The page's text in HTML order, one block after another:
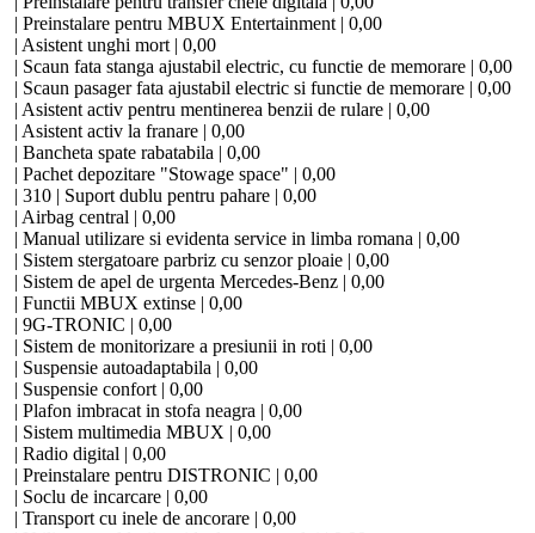
| Preinstalare pentru MBUX Entertainment | 0,00
| Asistent unghi mort | 0,00
| Scaun fata stanga ajustabil electric, cu functie de memorare | 0,00
| Scaun pasager fata ajustabil electric si functie de memorare | 0,00
| Asistent activ pentru mentinerea benzii de rulare | 0,00
| Asistent activ la franare | 0,00
| Bancheta spate rabatabila | 0,00
| Pachet depozitare "Stowage space" | 0,00
| 310 | Suport dublu pentru pahare | 0,00
| Airbag central | 0,00
| Manual utilizare si evidenta service in limba romana | 0,00
| Sistem stergatoare parbriz cu senzor ploaie | 0,00
| Sistem de apel de urgenta Mercedes-Benz | 0,00
| Functii MBUX extinse | 0,00
| 9G-TRONIC | 0,00
| Sistem de monitorizare a presiunii in roti | 0,00
| Suspensie autoadaptabila | 0,00
| Suspensie confort | 0,00
| Plafon imbracat in stofa neagra | 0,00
| Sistem multimedia MBUX | 0,00
| Radio digital | 0,00
| Preinstalare pentru DISTRONIC | 0,00
| Soclu de incarcare | 0,00
| Transport cu inele de ancorare | 0,00